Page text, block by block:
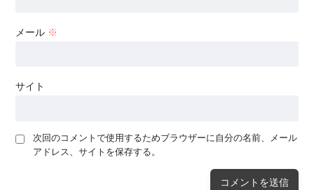
メール ※
サイト
次回のコメントで使用するためブラウザーに自分の名前、メール
アドレス、サイトを保存する。